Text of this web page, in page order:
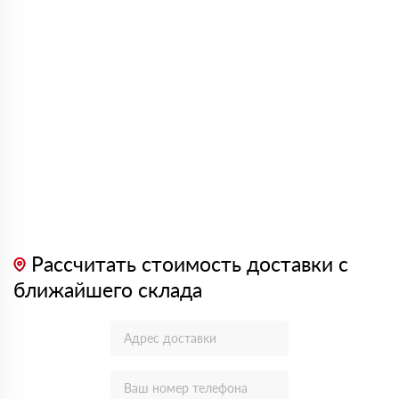
Рассчитать стоимость доставки с
ближайшего склада